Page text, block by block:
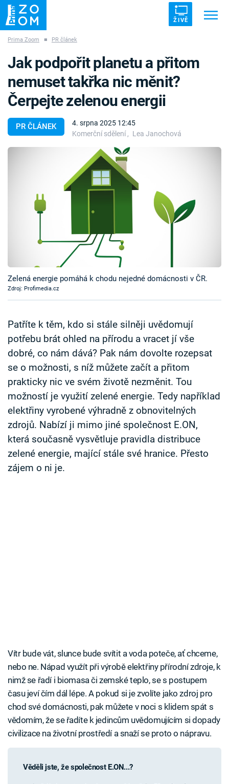
ŽIVĚ
ZÁHADY VETŘELCI DÁVNOVĚKU
Témata
TV Program
Časopis
Sledujte prima+
Sledujte nás
Prima Zoom ■ PR článek
PR ČLÁNEK
4. srpna 2025 12:45
Komerční sdělení , Lea Janochová
Jak podpořit planetu a přitom
nemuset takřka nic měnit?
Čerpejte zelenou energii
Zelená energie pomáhá k chodu nejedné domácnosti v ČR.
Zdroj: Profimedia.cz
Patříte k těm, kdo si stále silněji uvědomují
potřebu brát ohled na přírodu a vracet jí vše
dobré, co nám dává? Pak nám dovolte rozepsat
se o možnosti, s níž můžete začít a přitom
prakticky nic ve svém životě nezměnit. Tou
možností je využití zelené energie. Tedy například
elektřiny vyrobené výhradně z obnovitelných
zdrojů. Nabízí ji mimo jiné společnost E.ON,
která současně vysvětluje pravidla distribuce
zelené energie, mající stále své hranice. Přesto
zájem o ni je.
Vítr bude vát, slunce bude svítit a voda poteče, ať chceme,
nebo ne. Nápad využít při výrobě elektřiny přírodní zdroje, k
nimž se řadí i biomasa či zemské teplo, se s postupem
času jeví čím dál lépe. A pokud si je zvolíte jako zdroj pro
chod své domácnosti, pak můžete v noci s klidem spát s
vědomím, že se řadíte k jedincům uvědomujícím si dopady
civilizace na životní prostředí a snaží se proto o nápravu.
Věděli jste, že společnost E.ON...?